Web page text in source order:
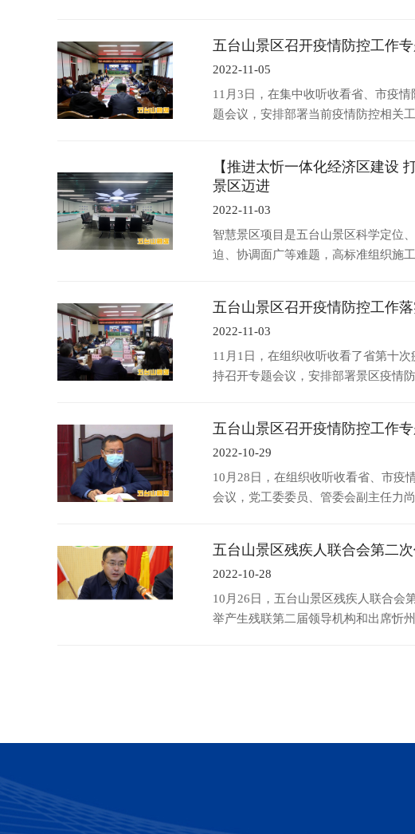
五台山景区召开疫情防控工作
2022-11-05
11月3日，在集中收听收看省、市疫
题会议，安排部署当前疫情防控相关
【推进太忻一体化经济区建设
景区迈进
2022-11-03
智慧景区项目是五台山景区科学定位
迫、协调面广等难题，高标准组织施
五台山景区召开疫情防控工作
2022-11-03
11月1日，在组织收听收看了省第十
持召开专题会议，安排部署景区疫情
五台山景区召开疫情防控工作
2022-10-29
10月28日，在组织收听收看省、市疫
会议，党工委委员、管委会副主任力
五台山景区残疾人联合会第二
2022-10-28
10月26日，五台山景区残疾人联合会
举产生残联第二届领导机构和出席忻